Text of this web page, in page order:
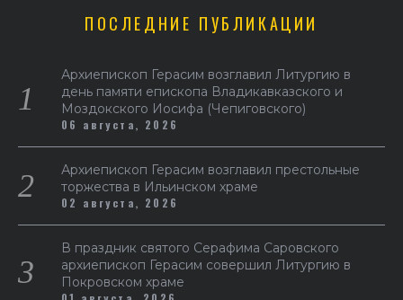
ПОСЛЕДНИЕ ПУБЛИКАЦИИ
Архиепископ Герасим возглавил Литургию в
день памяти епископа Владикавказского и
Моздокского Иосифа (Чепиговского)
06 августа, 2026
Архиепископ Герасим возглавил престольные
торжества в Ильинском храме
02 августа, 2026
В праздник святого Серафима Саровского
архиепископ Герасим совершил Литургию в
Покровском храме